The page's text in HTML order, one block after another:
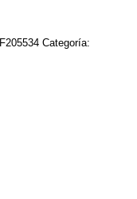
Categoría: